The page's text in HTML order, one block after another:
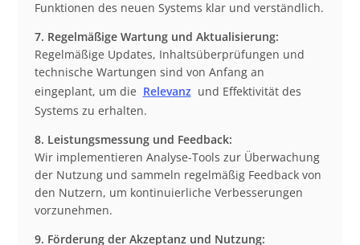
Funktionen des neuen Systems klar und verständlich.
7. Regelmäßige Wartung und Aktualisierung:
Regelmäßige Updates, Inhaltsüberprüfungen und
technische Wartungen sind von Anfang an
eingeplant, um die Relevanz und Effektivität des
Systems zu erhalten.
8. Leistungsmessung und Feedback:
Wir implementieren Analyse-Tools zur Überwachung
der Nutzung und sammeln regelmäßig Feedback von
den Nutzern, um kontinuierliche Verbesserungen
vorzunehmen.
9. Förderung der Akzeptanz und Nutzung: